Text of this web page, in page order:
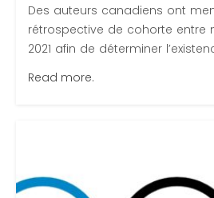
Des auteurs canadiens ont
rétrospective de cohorte entre
2021 afin de déterminer
Read more.